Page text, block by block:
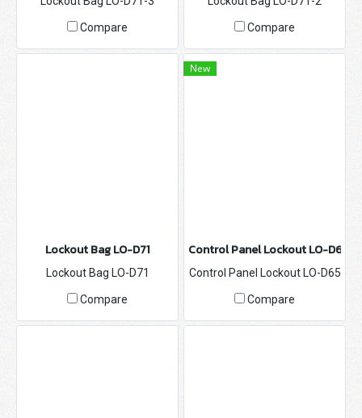
Compare Compare
Lockout Bag LO-D71
Lockout Bag LO-D71
Compare
New
Control Panel Lockout LO-D65
Control Panel Lockout LO-D65
Compare